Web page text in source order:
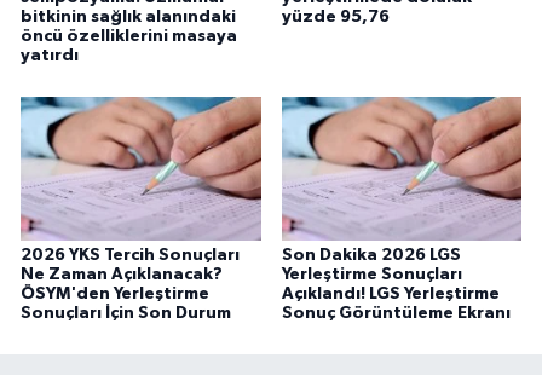
bitkinin sağlık alanındaki
öncü özelliklerini masaya
yatırdı
yüzde 95,76
2026 YKS Tercih Sonuçları
Ne Zaman Açıklanacak?
ÖSYM'den Yerleştirme
Sonuçları İçin Son Durum
Son Dakika 2026 LGS
Yerleştirme Sonuçları
Açıklandı! LGS Yerleştirme
Sonuç Görüntüleme Ekranı